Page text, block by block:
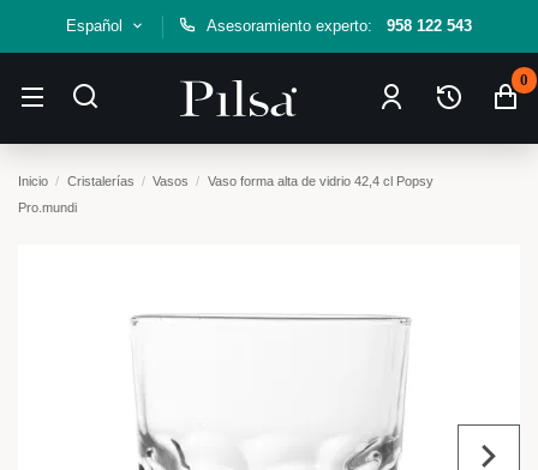
Español Asesoramiento experto: 958 122 543
0
Inicio Cristalerías Vasos
Vaso forma alta de vidrio 42,4 cl Popsy
Pro.mundi